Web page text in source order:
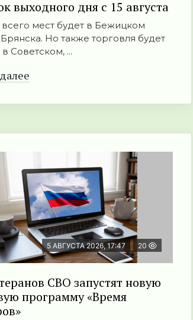
выходного дня с 15 августа
мест будет в Бежицком
Но также торговля будет
в Советском, ...
5 АВГУСТА 2026, 17:47 20
СВО запустят новую
программу «Время